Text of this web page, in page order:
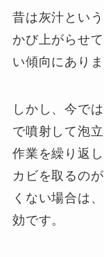
昔は灰汁とい
かび上がらせ
い傾向にありま
しかし、今で
で噴射して泡
作業を繰り返
カビを取るの
くない場合は
効です。